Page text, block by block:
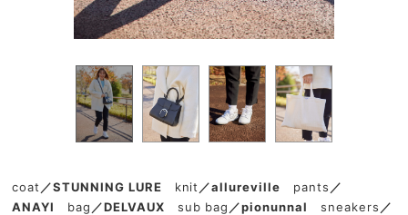
coat ／STUNNING LURE knit ／allureville pants ／
ANAYI
bag ／DELVAUX sub bag ／pionunnalsneakers ／